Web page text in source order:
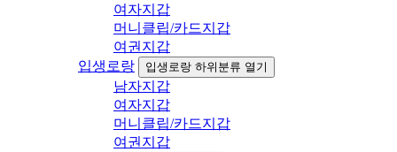
여자지갑
머니클립/카드지갑
여권지갑
입생로랑
입생로랑 하위분류 열기
남자지갑
여자지갑
머니클립/카드지갑
여권지갑